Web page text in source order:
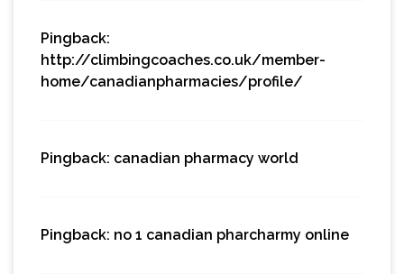
Pingback:
http://climbingcoaches.co.uk/member-
home/canadianpharmacies/profile/
Pingback: canadian pharmacy world
Pingback: no 1 canadian pharcharmy online